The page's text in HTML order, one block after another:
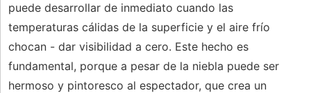
puede desarrollar de inmediato cuando las
temperaturas cálidas de la superficie y el aire frío
chocan - dar visibilidad a cero. Este hecho es
fundamental, porque a pesar de la niebla puede ser
hermoso y pintoresco al espectador, que crea un